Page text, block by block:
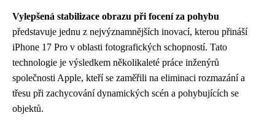
Vylepšená stabilizace obrazu při focení za pohybu
představuje jednu z nejvýznamnějších inovací, kterou přináší
iPhone 17 Pro v oblasti fotografických schopností. Tato
technologie je výsledkem několikaleté práce inženýrů
společnosti Apple, kteří se zaměřili na eliminaci rozmazání a
třesu při zachycování dynamických scén a pohybujících se
objektů.